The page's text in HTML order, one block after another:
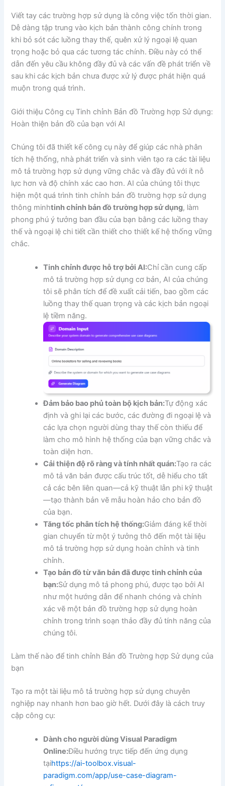
Viết tay các trường hợp sử dụng là công việc tốn thời gian.
Dễ dàng tập trung vào kịch bản thành công chính trong
khi bỏ sót các luồng thay thế, quên xử lý ngoại lệ quan
trọng hoặc bỏ qua các tương tác chính. Điều này có thể
dẫn đến yêu cầu không đầy đủ và các vấn đề phát triển về
sau khi các kịch bản chưa được xử lý được phát hiện quá
muộn trong quá trình.
Giới thiệu Công cụ Tinh chỉnh Bản đồ Trường hợp Sử dụng:
Hoàn thiện bản đồ của bạn với AI
Chúng tôi đã thiết kế công cụ này để giúp các nhà phân
tích hệ thống, nhà phát triển và sinh viên tạo ra các tài liệu
mô tả trường hợp sử dụng vững chắc và đầy đủ với ít nỗ
lực hơn và độ chính xác cao hơn. AI của chúng tôi thực
hiện một quá trình tinh chỉnh bản đồ trường hợp sử dụng
thông minhtinh chỉnh bản đồ trường hợp sử dụng, làm
phong phú ý tưởng ban đầu của bạn bằng các luồng thay
thế và ngoại lệ chi tiết cần thiết cho thiết kế hệ thống vững
chắc.
Tinh chỉnh được hỗ trợ bởi AI:Chỉ cần cung cấp
mô tả trường hợp sử dụng cơ bản, AI của chúng
tôi sẽ phân tích để đề xuất cải tiến, bao gồm các
luồng thay thế quan trọng và các kịch bản ngoại
lệ tiềm năng.
Đảm bảo bao phủ toàn bộ kịch bản:Tự động xác
định và ghi lại các bước, các đường đi ngoại lệ và
các lựa chọn người dùng thay thế còn thiếu để
làm cho mô hình hệ thống của bạn vững chắc và
toàn diện hơn.
Cải thiện độ rõ ràng và tính nhất quán:Tạo ra các
mô tả văn bản được cấu trúc tốt, dễ hiểu cho tất
cả các bên liên quan—cả kỹ thuật lẫn phi kỹ thuật
—tạo thành bản vẽ mẫu hoàn hảo cho bản đồ
của bạn.
Tăng tốc phân tích hệ thống:Giảm đáng kể thời
gian chuyển từ một ý tưởng thô đến một tài liệu
mô tả trường hợp sử dụng hoàn chỉnh và tinh
chỉnh.
Tạo bản đồ từ văn bản đã được tinh chỉnh của
bạn:Sử dụng mô tả phong phú, được tạo bởi AI
như một hướng dẫn để nhanh chóng và chính
xác vẽ một bản đồ trường hợp sử dụng hoàn
chỉnh trong trình soạn thảo đầy đủ tính năng của
chúng tôi.
Làm thế nào để tinh chỉnh Bản đồ Trường hợp Sử dụng của
bạn
Tạo ra một tài liệu mô tả trường hợp sử dụng chuyên
nghiệp nay nhanh hơn bao giờ hết. Dưới đây là cách truy
cập công cụ:
Dành cho người dùng Visual Paradigm
Online:Điều hướng trực tiếp đến ứng dụng
tạihttps://ai-toolbox.visual-
paradigm.com/app/use-case-diagram-